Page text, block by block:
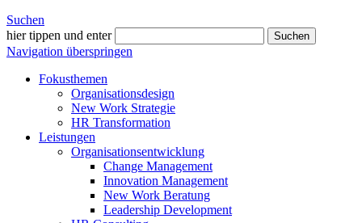
Suchen
hier tippen und enter
Suchen
Navigation überspringen
Fokusthemen
Organisationsdesign
New Work Strategie
HR Transformation
Leistungen
Organisationsentwicklung
Change Management
Innovation Management
New Work Beratung
Leadership Development